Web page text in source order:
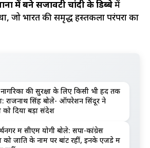
में बने सजावटी चांदी के डिब्बेमें
जो भारत की समृद्ध हस्तकला परंपरा का
की सुरक्षा के लिए किसी भी हद तक
राजनाथ सिंह बोले- ऑपरेशन सिंदूर ने
को दिया बड़ा संदेश
में सीएम योगी बोले: सपा-कांग्रेस
जाति के नाम पर बांट रहीं, इनके एजेंडे में